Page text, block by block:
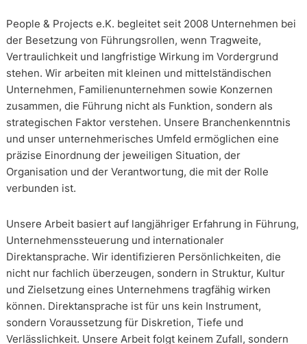
People & Projects e.K. begleitet seit 2008 Unternehmen bei
der Besetzung von Führungsrollen, wenn Tragweite,
Vertraulichkeit und langfristige Wirkung im Vordergrund
stehen. Wir arbeiten mit kleinen und mittelständischen
Unternehmen, Familienunternehmen sowie Konzernen
zusammen, die Führung nicht als Funktion, sondern als
strategischen Faktor verstehen. Unsere Branchenkenntnis
und unser unternehmerisches Umfeld ermöglichen eine
präzise Einordnung der jeweiligen Situation, der
Organisation und der Verantwortung, die mit der Rolle
verbunden ist.
Unsere Arbeit basiert auf langjähriger Erfahrung in Führung,
Unternehmenssteuerung und internationaler
Direktansprache. Wir identifizieren Persönlichkeiten, die
nicht nur fachlich überzeugen, sondern in Struktur, Kultur
und Zielsetzung eines Unternehmens tragfähig wirken
können. Direktansprache ist für uns kein Instrument,
sondern Voraussetzung für Diskretion, Tiefe und
Verlässlichkeit. Unsere Arbeit folgt keinem Zufall, sondern